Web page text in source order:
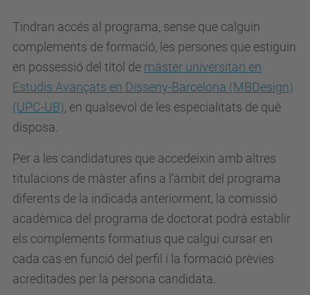
Tindran accés al programa, sense que calguin
complements de formació, les persones que estiguin
en possessió del títol de màster universitari en
Estudis Avançats en Disseny-Barcelona (MBDesign)
(UPC-UB), en qualsevol de les especialitats de què
disposa.
Per a les candidatures que accedeixin amb altres
titulacions de màster afins a l’àmbit del programa
diferents de la indicada anteriorment, la comissió
acadèmica del programa de doctorat podrà establir
els complements formatius que calgui cursar en
cada cas en funció del perfil i la formació prèvies
acreditades per la persona candidata.